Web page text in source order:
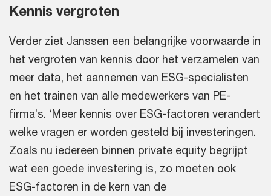
Kennis vergroten
Verder ziet Janssen een belangrijke voorwaarde in
het vergroten van kennis door het verzamelen van
meer data, het aannemen van ESG-specialisten
en het trainen van alle medewerkers van PE-
firma’s. ‘Meer kennis over ESG-factoren verandert
welke vragen er worden gesteld bij investeringen.
Zoals nu iedereen binnen private equity begrijpt
wat een goede investering is, zo moeten ook
ESG-factoren in de kern van de